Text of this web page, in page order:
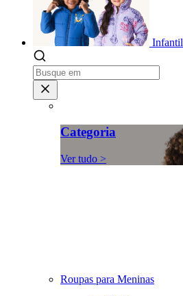
Infantil
Categoria
Ver tudo >
Roupas para Meninas